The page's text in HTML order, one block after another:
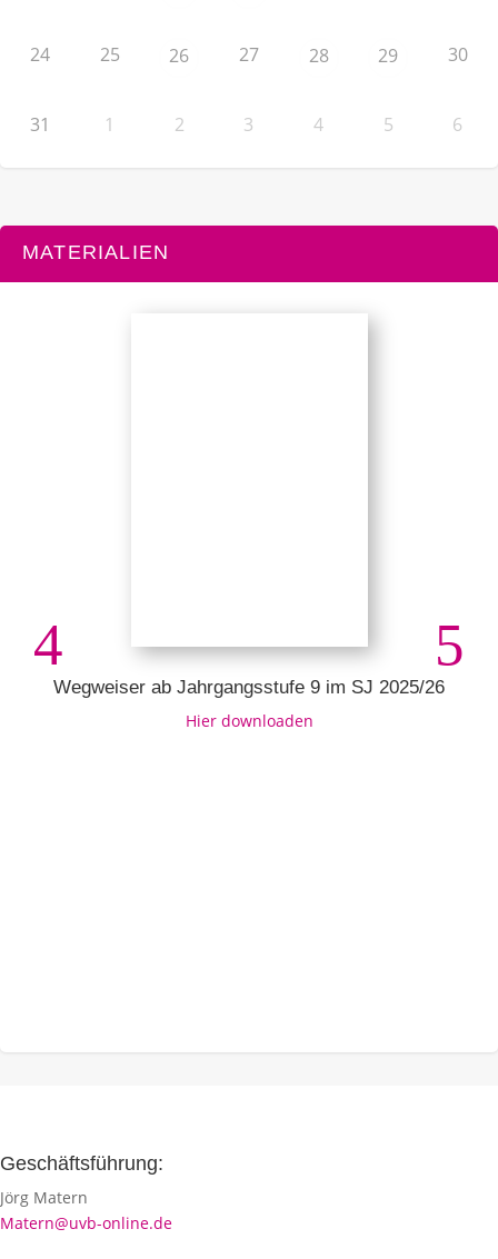
24 25 26 27 28 29 30
31 1 2 3 4 5 6
MATERIALIEN
Wegweiser ab Jahrgangsstufe 9 im SJ 2025/26
Hier downloaden
Geschäftsführung:
Jörg Matern
Matern@uvb-online.de